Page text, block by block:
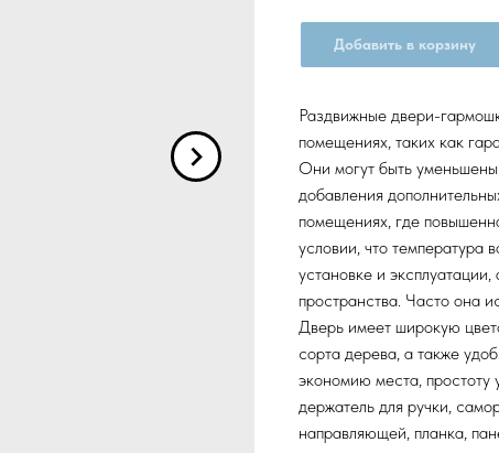
Добавить в корзину
Раздвижные двери-
помещениях, таких как
Они могут быть
добавления
помещениях, где
условии, что температура
установке и
пространства. Часто она
Дверь имеет широкую
сорта дерева, а также
экономию места, простоту
держатель для ручки,
направляющей, планка,